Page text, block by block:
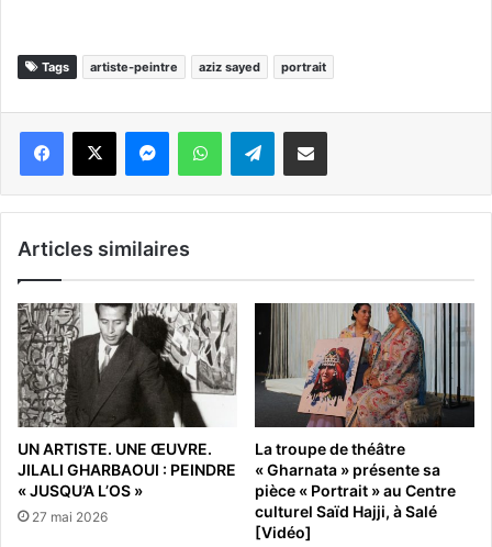
Tags artiste-peintre aziz sayed portrait
WhatsApp Telegram
Articles similaires
UN ARTISTE. UNE ŒUVRE.
JILALI GHARBAOUI : PEINDRE
« JUSQU’A L’OS »
27 mai 2026
La troupe de théâtre
« Gharnata » présente sa
pièce « Portrait » au Centre
culturel Saïd Hajji, à Salé
[Vidéo]